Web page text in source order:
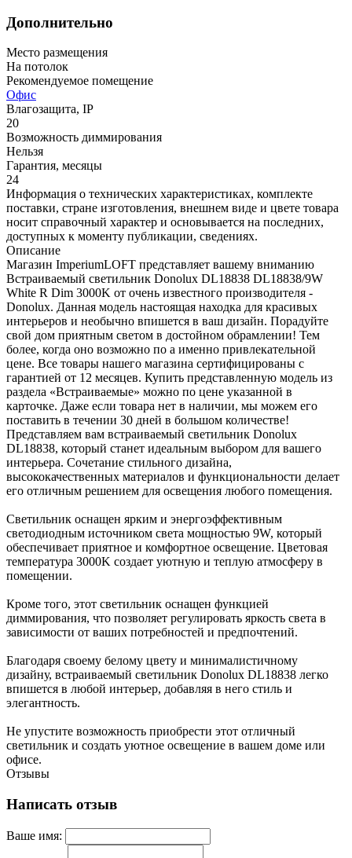
Дополнительно
Место размещения
На потолок
Рекомендуемое помещение
Офис
Влагозащита, IP
20
Возможность диммирования
Нельзя
Гарантия, месяцы
24
Информация о технических характеристиках, комплекте
поставки, стране изготовления, внешнем виде и цвете товара
носит справочный характер и основывается на последних,
доступных к моменту публикации, сведениях.
Описание
Магазин ImperiumLOFT представляет вашему вниманию
Встраиваемый светильник Donolux DL18838 DL18838/9W
White R Dim 3000K от очень известного производителя -
Donolux. Данная модель настоящая находка для красивых
интерьеров и необычно впишется в ваш дизайн. Порадуйте
свой дом приятным светом в достойном обрамлении! Тем
более, когда оно возможно по а именно привлекательной
цене. Все товары нашего магазина сертифицированы с
гарантией от 12 месяцев. Купить представленную модель из
раздела «Встраиваемые» можно по цене указанной в
карточке. Даже если товара нет в наличии, мы можем его
поставить в течении 30 дней в большом количестве!
Представляем вам встраиваемый светильник Donolux
DL18838, который станет идеальным выбором для вашего
интерьера. Сочетание стильного дизайна,
высококачественных материалов и функциональности делает
его отличным решением для освещения любого помещения.
Светильник оснащен ярким и энергоэффективным
светодиодным источником света мощностью 9W, который
обеспечивает приятное и комфортное освещение. Цветовая
температура 3000K создает уютную и теплую атмосферу в
помещении.
Кроме того, этот светильник оснащен функцией
диммирования, что позволяет регулировать яркость света в
зависимости от ваших потребностей и предпочтений.
Благодаря своему белому цвету и минималистичному
дизайну, встраиваемый светильник Donolux DL18838 легко
впишется в любой интерьер, добавляя в него стиль и
элегантность.
Не упустите возможность приобрести этот отличный
светильник и создать уютное освещение в вашем доме или
офисе.
Отзывы
Написать отзыв
Ваше имя: